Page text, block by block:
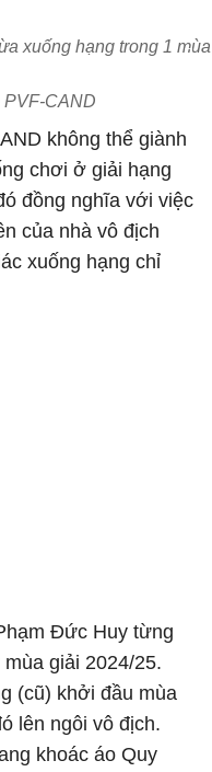
CAND
không thể giành
chơi ở giải hạng
đồng nghĩa với việc
của nhà vô địch
xuống hạng chỉ
Đức Huy từng
giải 2024/25.
(cũ) khởi đầu mùa
lên ngôi vô địch.
khoác áo Quy